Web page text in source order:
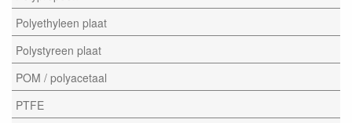
Polyethyleen plaat
Polystyreen plaat
POM / polyacetaal
PTFE